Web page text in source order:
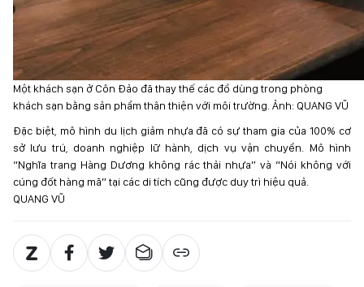
Một khách sạn ở Côn Đảo đã thay thế các đồ dùng trong phòng
khách sạn bằng sản phẩm thân thiện với môi trường. Ảnh: QUANG VŨ
Đặc biệt, mô hình du lịch giảm nhựa đã có sự tham gia của 100% cơ
sở lưu trú, doanh nghiệp lữ hành, dịch vụ vận chuyển. Mô hình
“Nghĩa trang Hàng Dương không rác thải nhựa” và “Nói không với
cúng đốt hàng mã” tại các di tích cũng được duy trì hiệu quả.
QUANG VŨ